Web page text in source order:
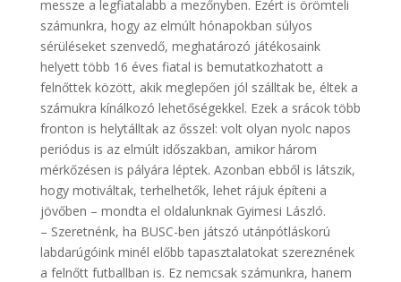
messze a legfiatalabb a mezőnyben. Ezért is örömteli
számunkra, hogy az elmúlt hónapokban súlyos
sérüléseket szenvedő, meghatározó játékosaink
helyett több 16 éves fiatal is bemutatkozhatott a
felnőttek között, akik meglepően jól szálltak be, éltek a
számukra kínálkozó lehetőségekkel. Ezek a srácok több
fronton is helytálltak az ősszel: volt olyan nyolc napos
periódus is az elmúlt időszakban, amikor három
mérkőzésen is pályára léptek. Azonban ebből is látszik,
hogy motiváltak, terhelhetők, lehet rájuk építeni a
jövőben – mondta el oldalunknak Gyimesi László.
– Szeretnénk, ha BUSC-ben játszó utánpótláskorú
labdarúgóink minél előbb tapasztalatokat szereznének
a felnőtt futballban is. Ez nemcsak számunkra, hanem